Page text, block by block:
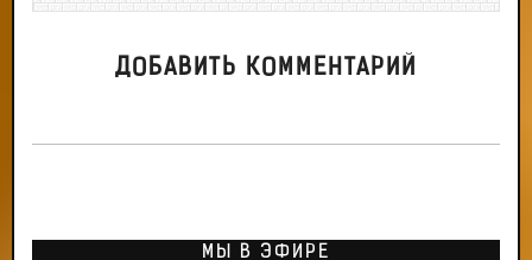
ДОБАВИТЬ КОММЕНТАРИЙ
МЫ В ЭФИРЕ